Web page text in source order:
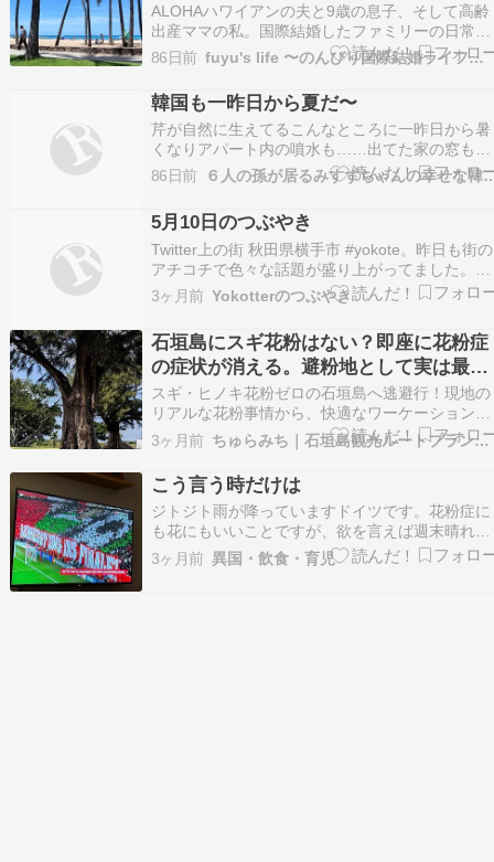
ALOHAハワイアンの夫と9歳の息子、そして高齢
出産ママの私。国際結婚したファミリーの日常を
中心に、育児・旅行・食べ物など、毎日のあれこ
れをのんびりと書いています。 ヨーグルトの日
ヨーグルトに合うフルーツは？▼本日限定！ブロ
グスタンプ 今日はヨーグルトの日だそうです。
私はほ…
86日前 fuyu's life 〜のんびり国際結婚ライフ〜fu…
韓国も一昨日から夏だ〜
芹が自然に生えてるこんなところに一昨日から暑
くなりアパート内の噴水も……出てた家の窓も開
けたまま…菖蒲あやめカキツバタもうすぐ????が
鳴き出す小川（人工）やはり昨日の夜には大合
まりいつもの喫煙所へ通り抜け出来ず場所を変え
たらこ…
86日前 ６人の孫が居るみすずち
5月10日のつぶやき
Twitter上の街 秋田県横手市 #yokote。昨日も街の
アチコチで色々な話題が盛り上がってました。そ
の様子をご紹介♪ブログ順位が上にいけば行くほ
Yokotterの認知度もあがりますゆえ、ぽちっと
な。ご協力のほどお願いたしまするm(_ _)m【イ
ベント】【地域の情報交換】…
3ヶ月前 Yokotterのつぶやき
石垣島にスギ花粉はない？即座に花粉症
の症状が消える。避粉地として実は最強
の石垣島｜ちゅらみち
スギ・ヒノキ花粉ゼロの石垣島へ逃避行！現地の
リアルな花粉事情から、快適なワーケーションを
実現するための時期・服装・おすすめホテルま
で、在住者が徹底解説。
3ヶ月前 ちゅらみち｜石垣島観光ルートプランナー
こう言う時だけは
ジトジト雨が降っていますドイツです。花粉症に
も花にもいいことですが、欲を言えば週末晴れて
欲しいなぁ????みなさんいかがお過ごしでしょう
か？日本はゴルデンウィーク終わったばかりドイ
3ヶ月前 異国・飲食・育児